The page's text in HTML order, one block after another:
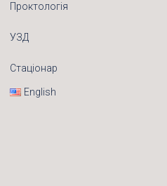
Проктологія
УЗД
Стаціонар
English